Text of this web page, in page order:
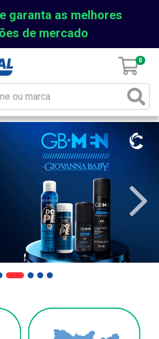
garanta as melhores
de mercado
0